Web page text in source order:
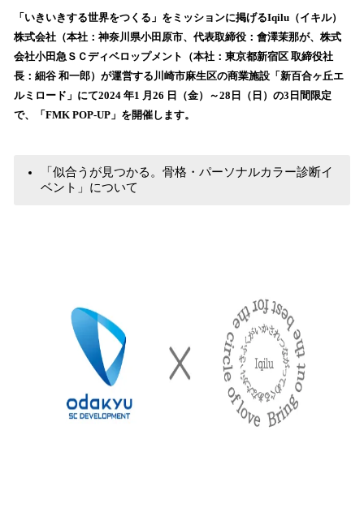
！
数
を
読
込
み
す
「いきいきする世界をつくる」をミッションに掲げるIqilu（イキル）
株式会社（本社：神奈川県小田原市、代表取締役：會澤茉那が、株式
会社小田急ＳＣディベロップメント（本社：東京都新宿区 取締役社
長：細谷 和一郎）が運営する川崎市麻生区の商業施設「新百合ヶ丘エ
ルミロード」にて2024 年1 月26 日（金）～28日（日）の3日間限定
で、「FMK POP-UP」を開催します。
「似合うが見つかる。骨格・パーソナルカラー診断イ
ベント」について